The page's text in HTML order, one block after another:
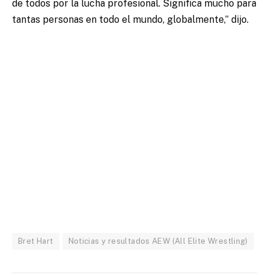
de todos por la lucha profesional. Significa mucho para
tantas personas en todo el mundo, globalmente,” dijo.
Bret Hart Noticias y resultados AEW (All Elite Wrestling)